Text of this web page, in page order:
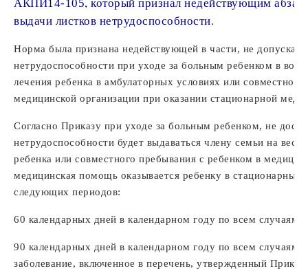
АКПИ14-105
выдачи листков нетрудоспособности.
Норма была признана недействующей в части, не
нетрудоспособности при уходе за больным ребенком в
лечения ребенка в амбулаторных условиях или
медицинской организации при оказании стационарной
Согласно Приказу при уходе за больным ребенком, не
нетрудоспособности будет выдаваться члену семьи на весь
ребенка или совместного пребывания с ребенком в
медицинская помощь оказывается ребенку в стационарных
следующих периодов:
60 календарных дней в календарном году по всем случаям
90 календарных дней в календарном году по всем случаям
заболевание, включенное в перечень, утвержденный